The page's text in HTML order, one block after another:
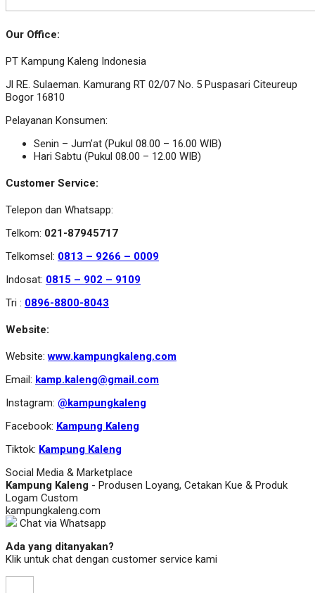
Our Office:
PT Kampung Kaleng Indonesia
Jl RE. Sulaeman. Kamurang RT 02/07 No. 5 Puspasari Citeureup
Bogor 16810
Pelayanan Konsumen:
Senin – Jum’at (Pukul 08.00 – 16.00 WIB)
Hari Sabtu (Pukul 08.00 – 12.00 WIB)
Customer Service:
Telepon dan Whatsapp:
Telkom: 021-87945717
Telkomsel: 0813 – 9266 – 0009
Indosat: 0815 – 902 – 9109
Tri : 0896-8800-8043
Website:
Website:www.kampungkaleng.com
Email: kamp.kaleng@gmail.com
Instagram: @kampungkaleng
Facebook: Kampung Kaleng
Tiktok: Kampung Kaleng
Social Media & Marketplace
Kampung Kaleng - Produsen Loyang, Cetakan Kue & Produk
Logam Custom
kampungkaleng.com
Chat via Whatsapp
Ada yang ditanyakan?
Klik untuk chat dengan customer service kami